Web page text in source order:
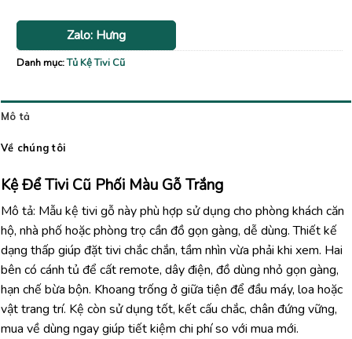
Zalo: Hưng
Danh mục:Tủ Kệ Tivi Cũ
Mô tả
Về chúng tôi
Kệ Để Tivi Cũ Phối Màu Gỗ Trắng
Mô tả: Mẫu kệ tivi gỗ này phù hợp sử dụng cho phòng khách căn
hộ, nhà phố hoặc phòng trọ cần đồ gọn gàng, dễ dùng. Thiết kế
dạng thấp giúp đặt tivi chắc chắn, tầm nhìn vừa phải khi xem. Hai
bên có cánh tủ để cất remote, dây điện, đồ dùng nhỏ gọn gàng,
hạn chế bừa bộn. Khoang trống ở giữa tiện để đầu máy, loa hoặc
vật trang trí. Kệ còn sử dụng tốt, kết cấu chắc, chân đứng vững,
mua về dùng ngay giúp tiết kiệm chi phí so với mua mới.